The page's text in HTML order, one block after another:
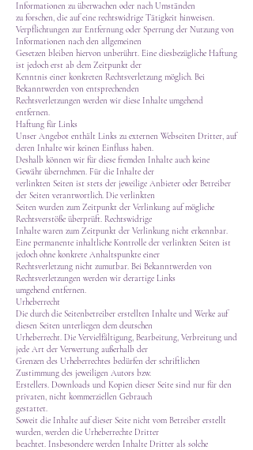
Informationen zu überwachen oder nach Umständen
zu forschen, die auf eine rechtswidrige Tätigkeit hinweisen.
Verpflichtungen zur Entfernung oder Sperrung der Nutzung von
Informationen nach den allgemeinen
Gesetzen bleiben hiervon unberührt. Eine diesbezügliche Haftung
ist jedoch erst ab dem Zeitpunkt der
Kenntnis einer konkreten Rechtsverletzung möglich. Bei
Bekanntwerden von entsprechenden
Rechtsverletzungen werden wir diese Inhalte umgehend
entfernen.
Haftung für Links
Unser Angebot enthält Links zu externen Webseiten Dritter, auf
deren Inhalte wir keinen Einfluss haben.
Deshalb können wir für diese fremden Inhalte auch keine
Gewähr übernehmen. Für die Inhalte der
verlinkten Seiten ist stets der jeweilige Anbieter oder Betreiber
der Seiten verantwortlich. Die verlinkten
Seiten wurden zum Zeitpunkt der Verlinkung auf mögliche
Rechtsverstöße überprüft. Rechtswidrige
Inhalte waren zum Zeitpunkt der Verlinkung nicht erkennbar.
Eine permanente inhaltliche Kontrolle der verlinkten Seiten ist
jedoch ohne konkrete Anhaltspunkte einer
Rechtsverletzung nicht zumutbar. Bei Bekanntwerden von
Rechtsverletzungen werden wir derartige Links
umgehend entfernen.
Urheberrecht
Die durch die Seitenbetreiber erstellten Inhalte und Werke auf
diesen Seiten unterliegen dem deutschen
Urheberrecht. Die Vervielfältigung, Bearbeitung, Verbreitung und
jede Art der Verwertung außerhalb der
Grenzen des Urheberrechtes bedürfen der schriftlichen
Zustimmung des jeweiligen Autors bzw.
Erstellers. Downloads und Kopien dieser Seite sind nur für den
privaten, nicht kommerziellen Gebrauch
gestattet.
Soweit die Inhalte auf dieser Seite nicht vom Betreiber erstellt
wurden, werden die Urheberrechte Dritter
beachtet. Insbesondere werden Inhalte Dritter als solche